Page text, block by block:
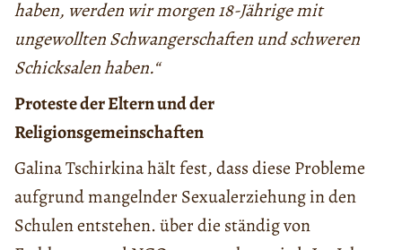
haben, werden wir morgen 18-Jährige mit
ungewollten Schwangerschaften und schweren
Schicksalen haben.“
Proteste der Eltern und der
Religionsgemeinschaften
Galina Tschirkina hält fest, dass diese Probleme
aufgrund mangelnder Sexualerziehung in den
Schulen entstehen. über die ständig von